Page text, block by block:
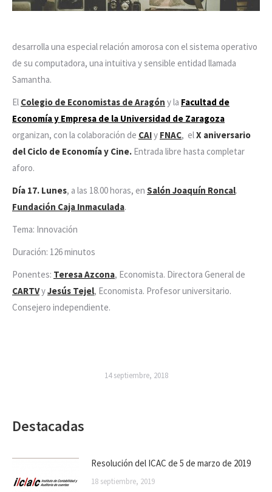
desarrolla una especial relación amorosa con el sistema operativo
de su computadora, una intuitiva y sensible entidad llamada
Samantha.
El Colegio de Economistas de Aragón y la Facultad de
Economía y Empresa de la Universidad de Zaragoza
organizan, con la colaboración de CAIy FNAC, elX aniversario
del Ciclo de Economía y Cine. Entrada libre hasta completar
aforo.
Día 17. Lunes, a las 18.00 horas, en Salón Joaquín Roncal.
Fundación Caja Inmaculada.
Tema: Innovación
Duración: 126 minutos
Ponentes: Teresa Azcona, Economista. Directora General de
CARTVyJesús Tejel, Economista. Profesor universitario.
Consejero independiente.
14 septiembre, 2018
Destacadas
Resolución del ICAC de 5 de marzo de 2019
18 septiembre, 2019